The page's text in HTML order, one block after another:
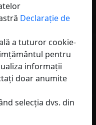
Declarație de
a tuturor cookie-
pentru
informații
doar anumite
selecția dvs. din